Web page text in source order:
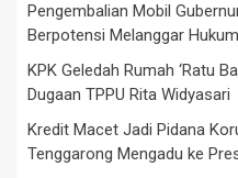
Pengembalian Mobil
Berpotensi Melanggar Hukum
KPK Geledah Rumah ‘Ratu
Dugaan TPPU Rita Widyasari
Kredit Macet Jadi Pidana
Tenggarong Mengadu ke